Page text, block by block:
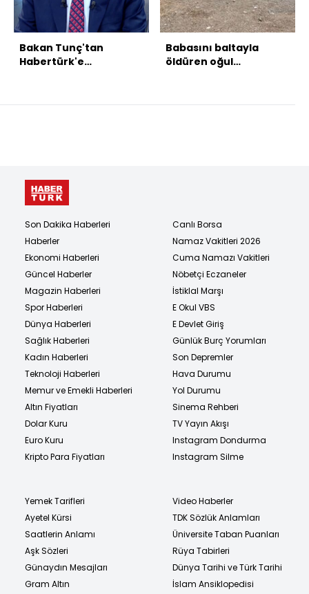
Bakan Tunç'tan
Habertürk'e
Babasını baltayla
öldüren oğul
Son Dakika Haberleri
Haberler
Ekonomi Haberleri
Güncel Haberler
Magazin Haberleri
Spor Haberleri
Dünya Haberleri
Sağlık Haberleri
Kadın Haberleri
Teknoloji Haberleri
Memur ve Emekli Haberleri
Altın Fiyatları
Dolar Kuru
Euro Kuru
Kripto Para Fiyatları
Canlı Borsa
Namaz Vakitleri 2026
Cuma Namazı Vakitleri
Nöbetçi Eczaneler
İstiklal Marşı
E Okul VBS
E Devlet Giriş
Günlük Burç Yorumları
Son Depremler
Hava Durumu
Yol Durumu
Sinema Rehberi
TV Yayın Akışı
Instagram Dondurma
Instagram Silme
Yemek Tarifleri
Ayetel Kürsi
Saatlerin Anlamı
Aşk Sözleri
Günaydın Mesajları
Gram Altın
Video Haberler
TDK Sözlük Anlamları
Üniversite Taban Puanları
Rüya Tabirleri
Dünya Tarihi ve Türk Tarihi
İslam Ansiklopedisi